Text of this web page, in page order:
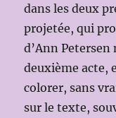
dans les deux
projetée, qui
d’Ann
deuxième acte,
colorer, sans
sur le texte,